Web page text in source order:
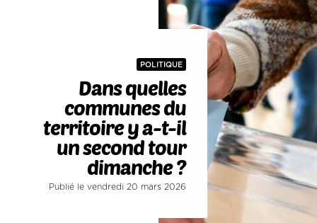
POLITIQUE
Dans quelles
communes du
territoire y a-t-il
un second tour
dimanche ?
Publié le vendredi 20 mars 2026